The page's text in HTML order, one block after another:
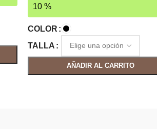
10 %
COLOR
TALLA
AÑADIR AL CARRITO